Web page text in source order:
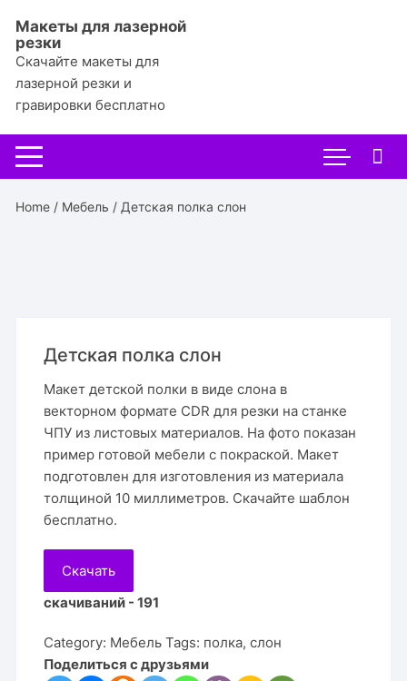
содержимому
Макеты для лазерной
резки
Скачайте макеты для
лазерной резки и
гравировки бесплатно
Home / Мебель / Детская полка слон
Детская полка слон
Макет детской полки в виде слона в
векторном формате CDR для резки на станке
ЧПУ из листовых материалов. На фото показан
пример готовой мебели с покраской. Макет
подготовлен для изготовления из материала
толщиной 10 миллиметров. Скачайте шаблон
бесплатно.
Скачать
скачиваний - 191
Category: Мебель Tags: полка,слон
Поделиться с друзьями